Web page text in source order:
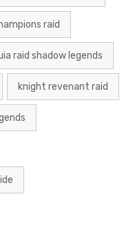
raid
raid shadow legends
knight revenant raid